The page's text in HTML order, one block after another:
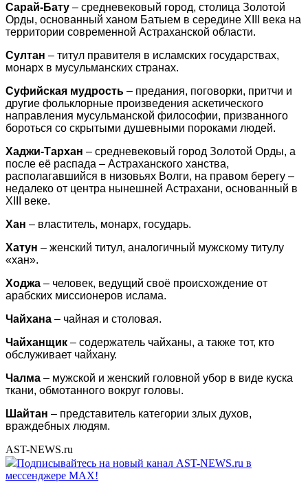
Сарай-Бату – средневековый город, столица Золотой
Орды, основанный ханом Батыем в середине XIII века на
территории современной Астраханской области.
Султан – титул правителя в исламских государствах,
монарх в мусульманских странах.
Суфийская мудрость – предания, поговорки, притчи и
другие фольклорные произведения аскетического
направления мусульманской философии, призванного
бороться со скрытыми душевными пороками людей.
Хаджи-Тархан – средневековый город Золотой Орды, а
после её распада – Астраханского ханства,
располагавшийся в низовьях Волги, на правом берегу –
недалеко от центра нынешней Астрахани, основанный в
XIII веке.
Хан – властитель, монарх, государь.
Хатун – женский титул, аналогичный мужскому титулу
«хан».
Ходжа – человек, ведущий своё происхождение от
арабских миссионеров ислама.
Чайхана – чайная и столовая.
Чайханщик – содержатель чайханы, а также тот, кто
обслуживает чайхану.
Чалма – мужской и женский головной убор в виде куска
ткани, обмотанного вокруг головы.
Шайтан – представитель категории злых духов,
враждебных людям.
AST-NEWS.ru
Подписывайтесь на новый канал AST-NEWS.ru в
мессенджере MAX!